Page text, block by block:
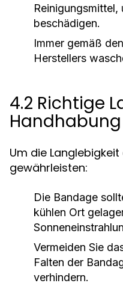
beschädigen.
Immer gemäß
Herstellers
4.2 Richtige
Handhabung
Um die
gewährleisten:
Die Bandage
kühlen Ort
Vermeiden Sie
Falten der
verhindern.